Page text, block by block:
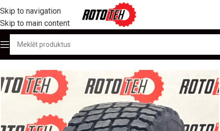
Skip to navigation
Skip to main content
Sākums/Produktu katalogs